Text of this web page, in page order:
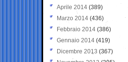
Aprile 2014 (389)
Marzo 2014 (436)
Febbraio 2014 (386)
Gennaio 2014 (419)
Dicembre 2013 (367)